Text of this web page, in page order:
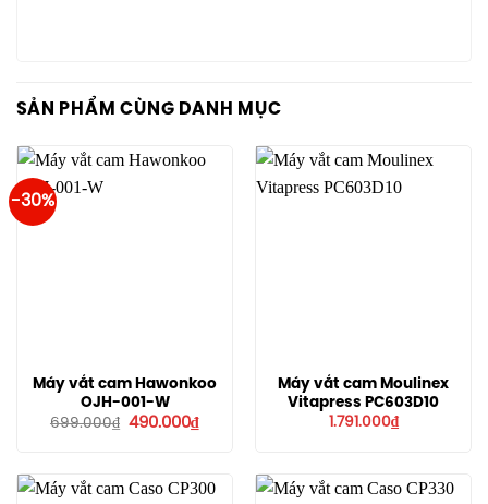
SẢN PHẨM CÙNG DANH MỤC
-30%
Máy vắt cam Hawonkoo
OJH-001-W
699.000₫ Giá
490.000₫Giá
hiện
490.000₫.
Máy vắt cam Moulinex
Vitapress PC603D10
1.791.000₫